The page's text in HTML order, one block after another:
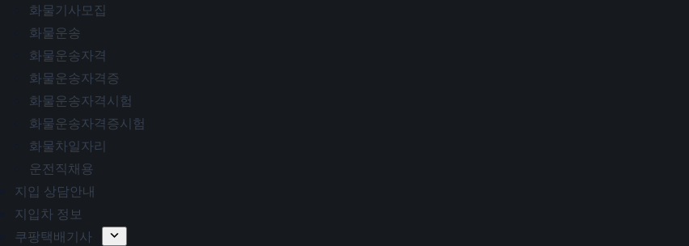
화물기사모집
화물운송
화물운송자격
화물운송자격증
화물운송자격시험
화물운송자격증시험
화물차일자리
운전직채용
지입 상담안내
지입차 정보
쿠팡택배기사